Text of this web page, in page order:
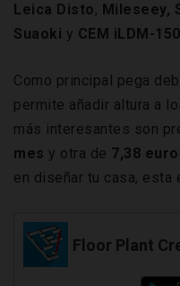
Leica Disto, Mileseey,
Suaoki y CEM iLDM-150
Como principal pega
permite añadir altura a
más interesantes son
mes y otra de 7,38
en diseñar tu casa, esta
Floor Plant